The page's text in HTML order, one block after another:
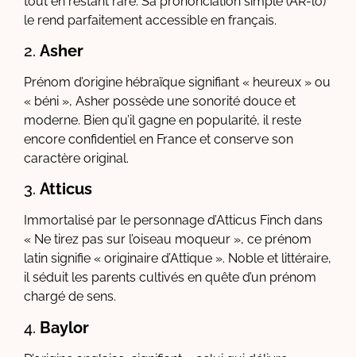
le rend parfaitement accessible en français.
2. Asher
Prénom d’origine hébraïque signifiant « heureux » ou
« béni », Asher possède une sonorité douce et
moderne. Bien qu’il gagne en popularité, il reste
encore confidentiel en France et conserve son
caractère original.
3. Atticus
Immortalisé par le personnage d’Atticus Finch dans
« Ne tirez pas sur l’oiseau moqueur », ce prénom
latin signifie « originaire d’Attique ». Noble et littéraire,
il séduit les parents cultivés en quête d’un prénom
chargé de sens.
4. Baylor